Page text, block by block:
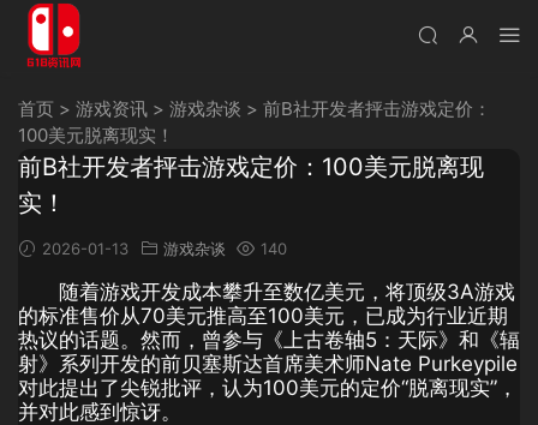
首页 > 游戏资讯 > 游戏杂谈 > 前B社开发者抨击游戏定价：
100美元脱离现实！
前B社开发者抨击游戏定价：100美元脱离现
实！
2026-01-13 游戏杂谈 140
随着游戏开发成本攀升至数亿美元，将顶级3A游戏
的标准售价从70美元推高至100美元，已成为行业近期
热议的话题。然而，曾参与《上古卷轴5：天际》和《辐
射》系列开发的前贝塞斯达首席美术师Nate Purkeypile
对此提出了尖锐批评，认为100美元的定价“脱离现实”，
并对此感到惊讶。